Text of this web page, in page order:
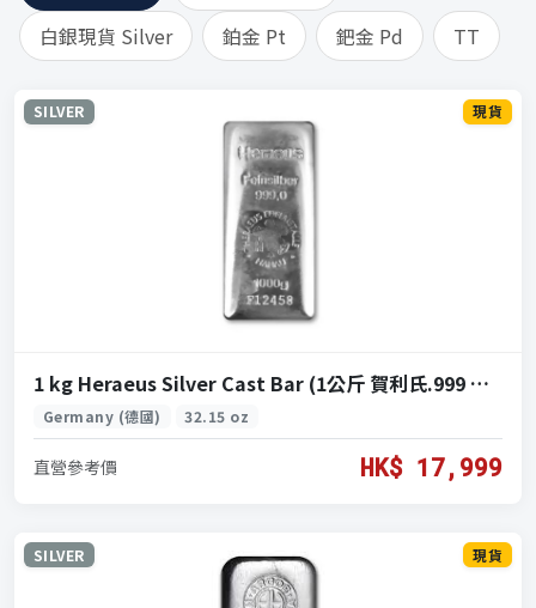
白銀現貨 Silver
鉑金 Pt 鈀金 Pd TT
SILVER 現貨
1 kg Heraeus Silver Cast Bar (1公斤 賀利氏.999 銀條)
Germany (德國) 32.15 oz
直營參考價 HK$ 17,999
SILVER 現貨